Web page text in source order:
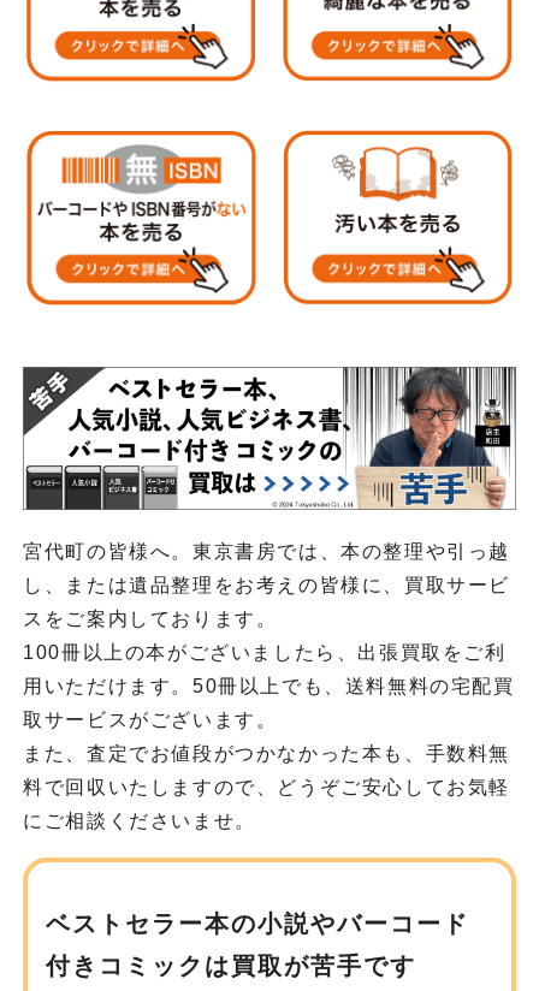
宮代町の皆様へ。東京書房では、本の整理や引っ越
し、または遺品整理をお考えの皆様に、買取サービ
スをご案内しております。
100冊以上の本がございましたら、出張買取をご利
用いただけます。50冊以上でも、送料無料の宅配買
取サービスがございます。
また、査定でお値段がつかなかった本も、手数料無
料で回収いたしますので、どうぞご安心してお気軽
にご相談くださいませ。
ベストセラー本の小説やバーコード
付きコミックは買取が苦手です